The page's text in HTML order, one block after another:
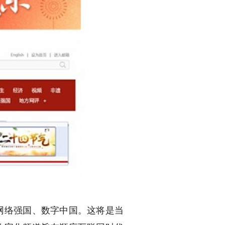
强国、数字中国。这将是当